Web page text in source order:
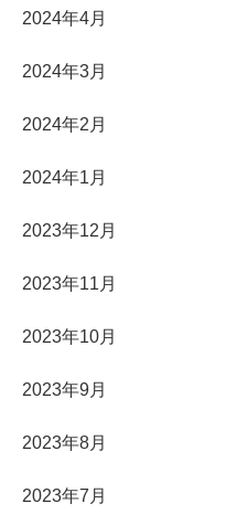
2024年4月
2024年3月
2024年2月
2024年1月
2023年12月
2023年11月
2023年10月
2023年9月
2023年8月
2023年7月